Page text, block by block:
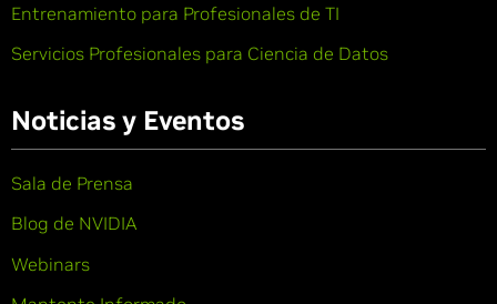
Entrenamiento para Profesionales de TI
Servicios Profesionales para Ciencia de Datos
Noticias y Eventos
Sala de Prensa
Blog de NVIDIA
Webinars